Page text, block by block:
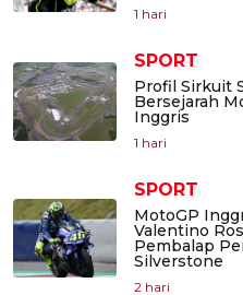
1 hari
SPORT
Profil Sirkuit
Bersejarah
Inggris
1 hari
SPORT
MotoGP
Valentino
Pembalap
Silverstone
2 hari